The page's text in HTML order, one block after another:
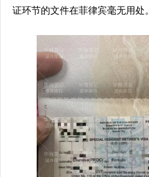
证环节的文件在菲律宾毫无用处。